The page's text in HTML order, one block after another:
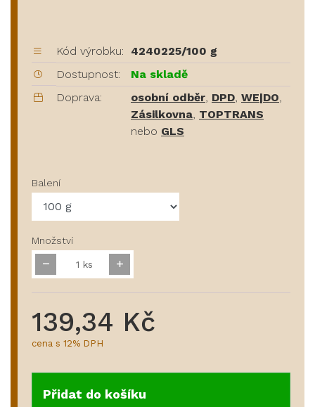
Kód výrobku:
4240225/100 g
Dostupnost:
Na skladě
Doprava:
osobní odběr DPD WE|DO
Zásilkovna TOPTRANS
nebo GLS
Balení
Množství
ks
139,34 Kč
cena s 12% DPH
Přidat do košíku